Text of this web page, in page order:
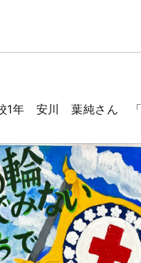
1年 安川 葉純さん 「